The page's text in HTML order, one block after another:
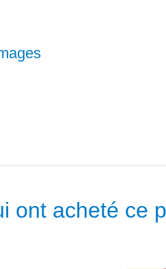
ont acheté ce